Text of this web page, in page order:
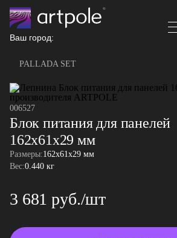
Ваш город:
PALLADA SET
006527
Блок питания для панелей
162x61x29 мм
Размеры:162x61x29 мм
Вес:0.440 кг
3 681 руб./шт